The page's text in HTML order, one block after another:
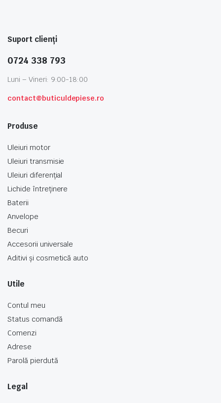
Suport clienți
0724 338 793
Luni – Vineri: 9:00-18:00
contact@buticuldepiese.ro
Produse
Uleiuri motor
Uleiuri transmisie
Uleiuri diferențial
Lichide întreținere
Baterii
Anvelope
Becuri
Accesorii universale
Aditivi și cosmetică auto
Utile
Contul meu
Status comandă
Comenzi
Adrese
Parolă pierdută
Legal